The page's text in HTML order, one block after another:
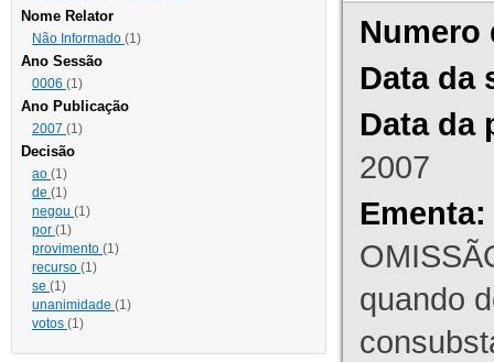
Nome Relator
Não Informado (1)
Ano Sessão
0006 (1)
Ano Publicação
2007 (1)
Decisão
ao (1)
de (1)
negou (1)
por (1)
provimento (1)
recurso (1)
se (1)
unanimidade (1)
votos (1)
Numero
Data da
Data da
2007
Ementa:
quando